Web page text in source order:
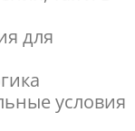
для
условия